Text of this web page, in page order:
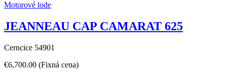
Motorové lode
JEANNEAU CAP CAMARAT 625
Cerncice 54901
€6,700.00 (Fixná cena)